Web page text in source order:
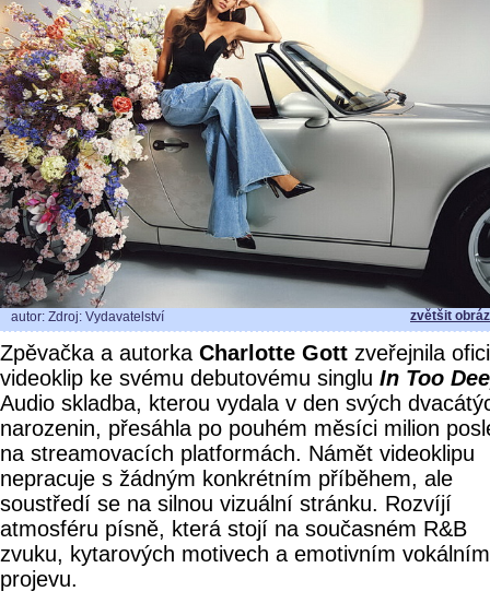
autor: Zdroj: Vydavatelství zvětšit
Zpěvačka a autorka Charlotte Gott zveřejnila
videoklip ke svému debutovému singlu In Too
Audio skladba, kterou vydala v den svých
narozenin, přesáhla po pouhém měsíci milion
na streamovacích platformách. Námět videoklipu
nepracuje s žádným konkrétním příběhem, ale
soustředí se na silnou vizuální stránku. Rozvíjí
atmosféru písně, která stojí na současném R&B
zvuku, kytarových motivech a emotivním vokálním
projevu.